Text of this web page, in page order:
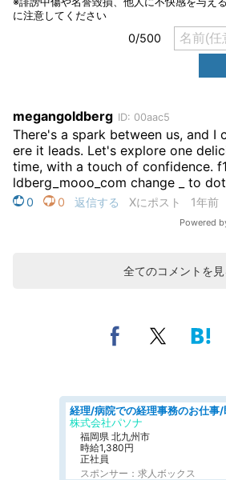
全てのコメントを見
株式会社パソナ
福岡県 北九州市
時給1,380円
正社員
スポンサー：求人ボックス